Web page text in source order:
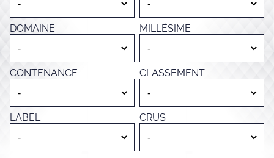
DOMAINE MILLÉSIME
CONTENANCE CLASSEMENT
LABEL CRUS